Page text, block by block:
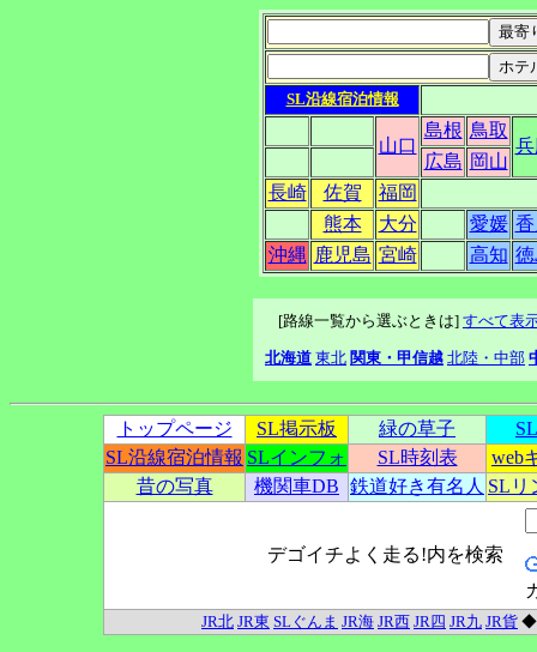
SL沿線宿泊情報
山口
島根 鳥取
広島 岡山
長崎
佐賀
福岡
熊本
大分 愛媛
沖縄 鹿児島 宮崎 高知
[路線一覧から選ぶときは] すべて表
北海道 東北 関東・甲信越 北陸・中部
トップページ SL掲示板 緑の草子
SL沿線宿泊情報 SLインフォ SL時刻表
web
昔の写真
機関車DB 鉄道好き有名人 SLリ
デゴイチよく走る!内を検索
JR北 JR東 SLぐんま JR海 JR西 JR四 JR九 JR貨